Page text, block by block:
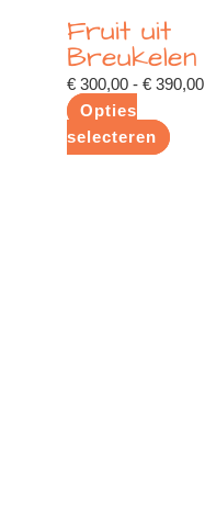
Fruit uit
Breukelen
€ 300,00 - € 390,00
Opties
selecteren
gekozen
worden
op
de
productpagina